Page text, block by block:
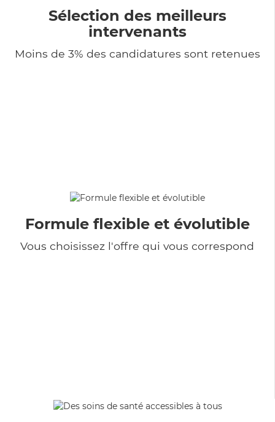
Sélection des meilleurs
intervenants
Moins de 3% des candidatures sont retenues
Formule flexible et évolutible
Vous choisissez l'offre qui vous correspond